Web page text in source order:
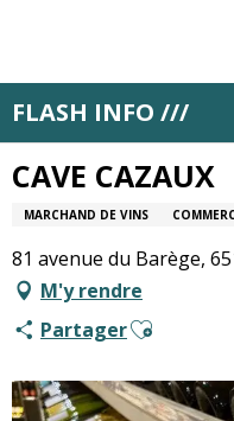
principal
FLASH INFO ///
Accueil CAVE
CAVE CAZAUX
MARCHAND DE VINS
81 avenue du Barège,
M'y rendre
PartagerAjouter aux